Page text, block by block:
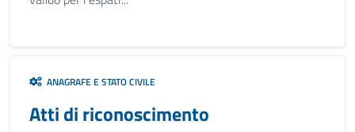
ANAGRAFE E STATO CIVILE
Atti di riconoscimento